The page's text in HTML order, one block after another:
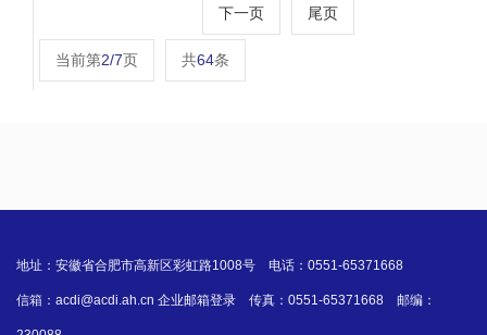
下一页 尾页
当前第2/7页 共64条
地址：安徽省合肥市高新区彩虹路1008号 电话：0551-65371668
信箱：acdi@acdi.ah.cn 企业邮箱登录 传真：0551-65371668 邮编：